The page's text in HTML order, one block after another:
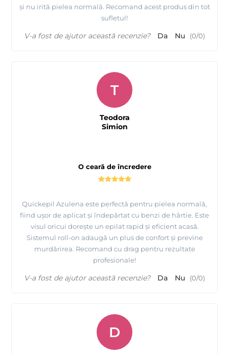
fabricii MAYSTAR COSMETICA Spania si a
și nu irită pielea normală. Recomand acest produs din tot
sufletul!
V-a fost de ajutor această recenzie? Da Nu (0/0)
O ceară de încredere
Quickepil Azulena este perfectă pentru pielea normală,
fiind ușor de aplicat și îndepărtat cu benzi de hârtie. Este
visul oricui dorește un epilat rapid și eficient acasă.
Sistemul roll-on adaugă un plus de confort și previne
murdărirea. Recomand cu drag pentru rezultate
profesionale!
T
Teodora
Simion
V-a fost de ajutor această recenzie? Da Nu (0/0)
D